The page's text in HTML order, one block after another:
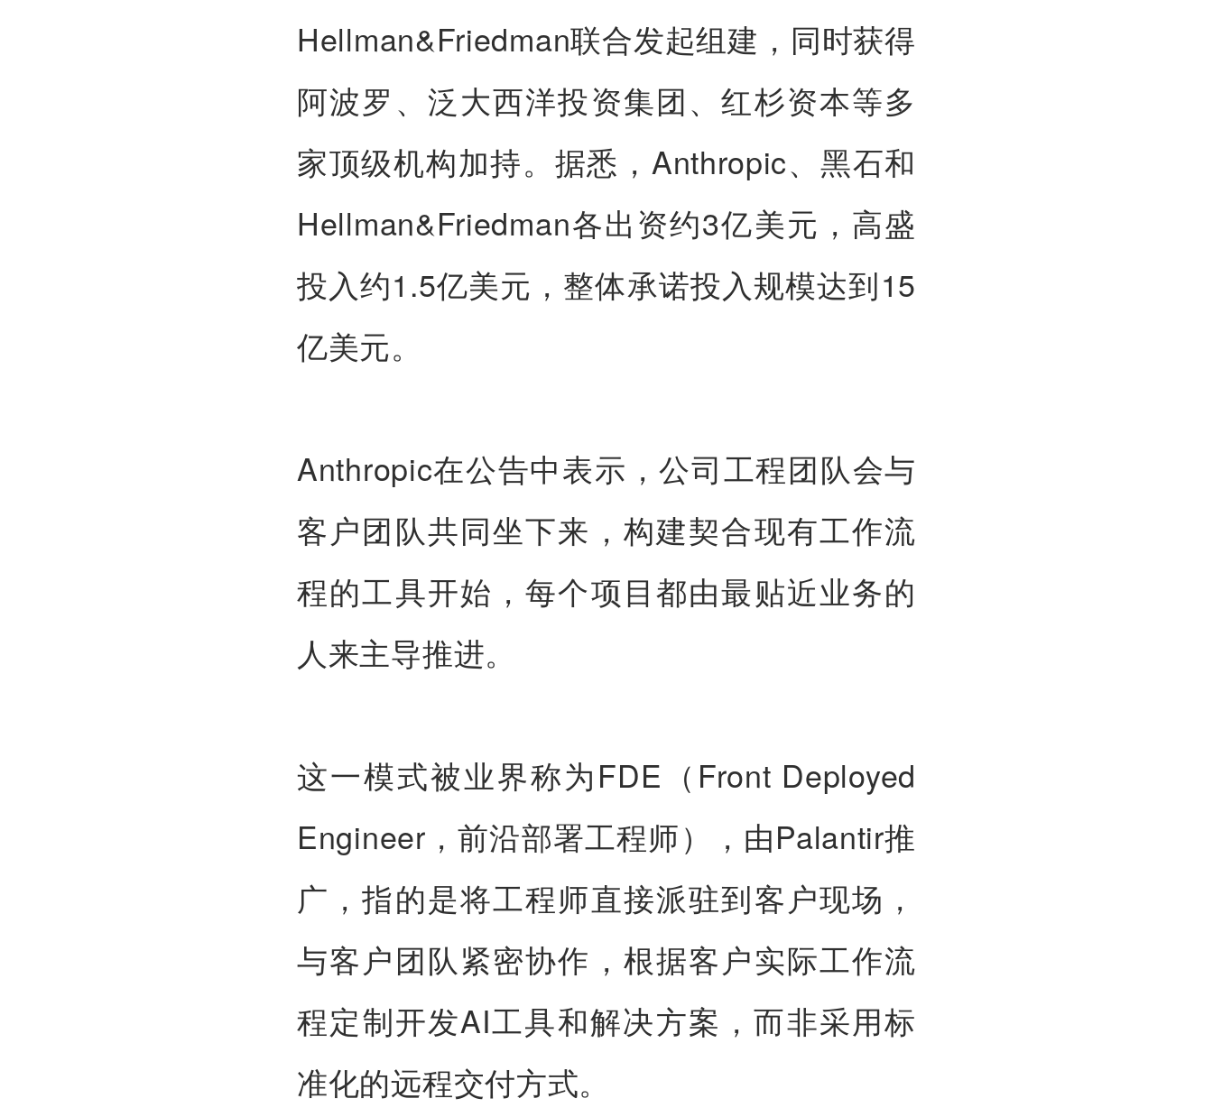
Hellman&Friedman联合发起组建，同时获得
阿波罗、泛大西洋投资集团、红杉资本等多
家顶级机构加持。据悉，Anthropic、黑石和
Hellman&Friedman各出资约3亿美元，高盛
投入约1.5亿美元，整体承诺投入规模达到15
亿美元。
Anthropic在公告中表示，公司工程团队会与
客户团队共同坐下来，构建契合现有工作流
程的工具开始，每个项目都由最贴近业务的
人来主导推进。
这一模式被业界称为FDE（Front Deployed
Engineer，前沿部署工程师），由Palantir推
广，指的是将工程师直接派驻到客户现场，
与客户团队紧密协作，根据客户实际工作流
程定制开发AI工具和解决方案，而非采用标
准化的远程交付方式。